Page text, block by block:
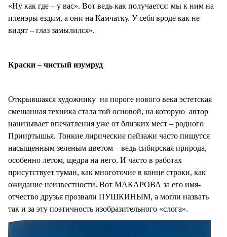
«Ну как где – у вас». Вот ведь как получается: мы к ним на
пленэры ездим, а они на Камчатку. У себя вроде как не
видят – глаз замылился».
Краски – чистый изумруд
Открывшаяся художнику на пороге нового века эстетская
смешанная техника стала той основой, на которую автор
нанизывает впечатления уже от близких мест – родного
Прииртышья. Тонкие лирические пейзажи часто пишутся
насыщенным зеленым цветом – ведь сибирская природа,
особенно летом, щедра на него. И часто в работах
присутствует туман, как многоточие в конце строки, как
ожидание неизвестности. Вот МАКАРОВА за его имя-
отчество друзья прозвали ПУШКИНЫМ, а могли назвать
так и за эту поэтичность изобразительного «слога».